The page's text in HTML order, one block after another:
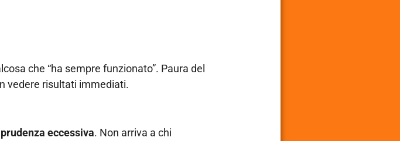
che “ha sempre funzionato”. Paura del
vedere risultati immediati.
eccessiva. Non arriva a chi